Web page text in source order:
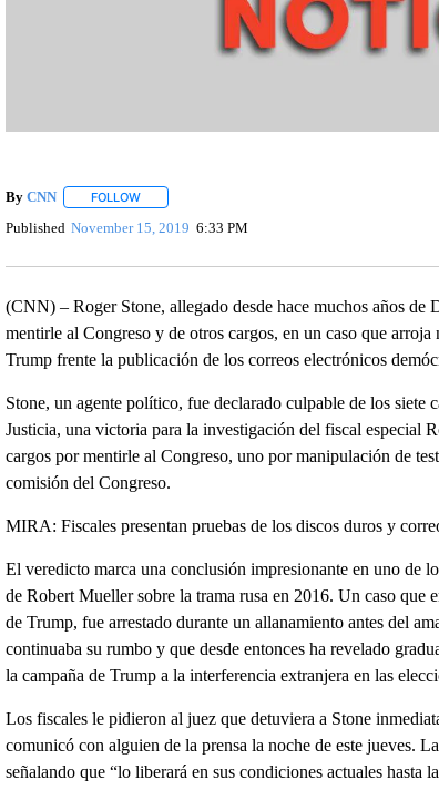
By CNN FOLLOWFOLLOW "" TO RECEIVE NOTIFICATIONS ABOUT
Published November 15, 2019 6:33 PM
(CNN) – Roger Stone, allegado desde hace muchos años de
mentirle al Congreso y de otros cargos, en un caso que
Trump frente la publicación de los correos electrónicos
Stone, un agente político, fue declarado culpable de los siete
Justicia, una victoria para la investigación del fiscal especial
cargos por mentirle al Congreso, uno por manipulación de
comisión del Congreso.
MIRA: Fiscales presentan pruebas de los discos duros y
El veredicto marca una conclusión impresionante en uno de
de Robert Mueller sobre la trama rusa en 2016. Un caso que
de Trump, fue arrestado durante un allanamiento antes del
continuaba su rumbo y que desde entonces ha revelado
la campaña de Trump a la interferencia extranjera en las
Los fiscales le pidieron al juez que detuviera a Stone
comunicó con alguien de la prensa la noche de este jueves.
señalando que “lo liberará en sus condiciones actuales hasta